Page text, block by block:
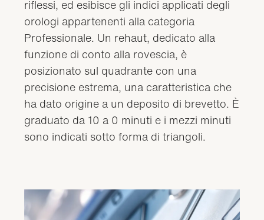
riflessi, ed esibisce gli indici applicati degli
orologi appartenenti alla categoria
Professionale. Un rehaut, dedicato alla
funzione di conto alla rovescia, è
posizionato sul quadrante con una
precisione estrema, una caratteristica che
ha dato origine a un deposito di brevetto. È
graduato da 10 a 0 minuti e i mezzi minuti
sono indicati sotto forma di triangoli.